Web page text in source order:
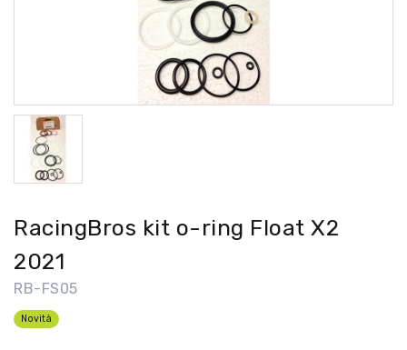
RacingBros kit o-ring Float X2
2021
RB-FS05
Novità